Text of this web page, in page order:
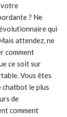
votre
? Ne
qui
attendez, ne
comment
ce soit sur
Vous êtes
chatbot le plus
de
comment